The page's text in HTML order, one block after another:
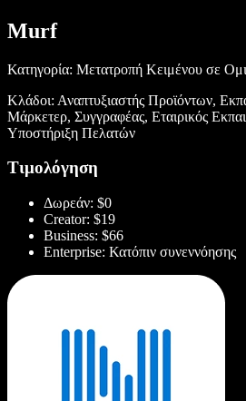
Murf
Κατηγορία: Μετατροπή Κειμένου σε
Κλάδοι: Αναπτυξιαστής Προϊόντων,
Μάρκετερ, Συγγραφέας, Εταιρικός
Υποστήριξη Πελατών
Τιμολόγηση
Δωρεάν: $0
Creator: $19
Business: $66
Enterprise: Κατόπιν συνεννόησης